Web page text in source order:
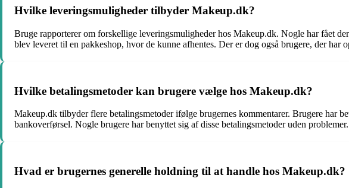
Hvilke leveringsmuligheder tilbyder Makeup.dk?
Bruge rapporterer om forskellige leveringsmuligheder hos Makeup.dk. Nogle har fået
blev leveret til en pakkeshop, hvor de kunne afhentes. Der er dog også brugere, der
Hvilke betalingsmetoder kan brugere vælge hos Makeup.dk?
Makeup.dk tilbyder flere betalingsmetoder ifølge brugernes kommentarer. Brugere har
bankoverførsel. Nogle brugere har benyttet sig af disse betalingsmetoder uden problemer.
Hvad er brugernes generelle holdning til at handle hos Makeup.dk?